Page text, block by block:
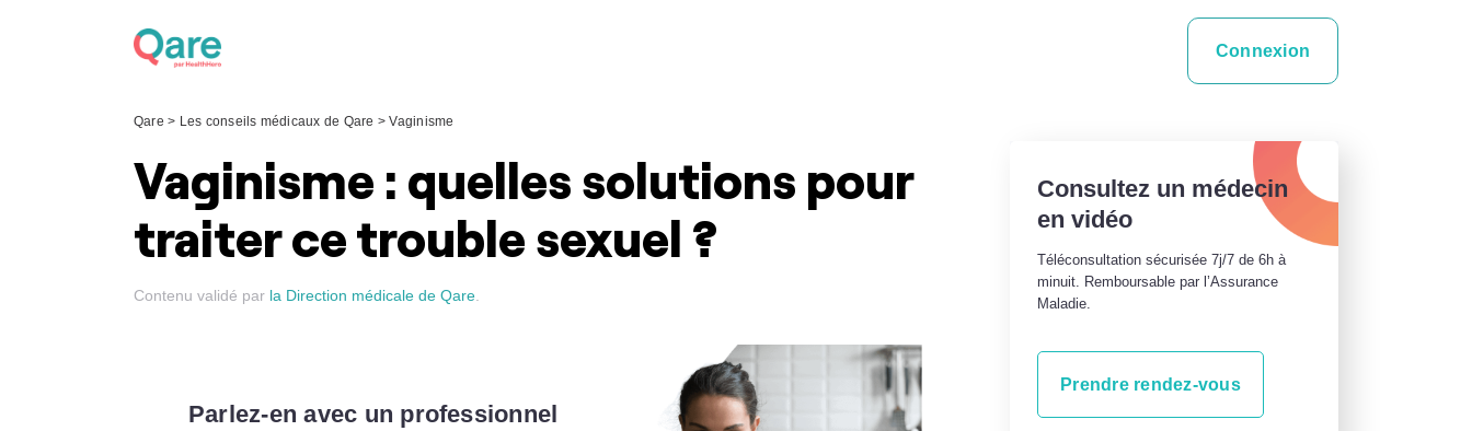
Connexion
Qare > Les conseils médicaux de Qare >Vaginisme
Vaginisme : quelles solutions pour
traiter ce trouble sexuel ?
Contenu validé par la Direction médicale de Qare.
Parlez-en avec un professionnel
Consultez un médecin
en vidéo
Téléconsultation sécurisée 7j/7 de 6h à
minuit. Remboursable par l’Assurance
Maladie.
Prendre rendez-vous